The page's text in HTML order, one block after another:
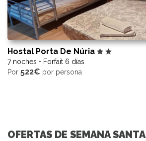
Hostal Porta De Núria
7 noches + Forfait 6 días
Por 522€ por persona
OFERTAS DE SEMANA